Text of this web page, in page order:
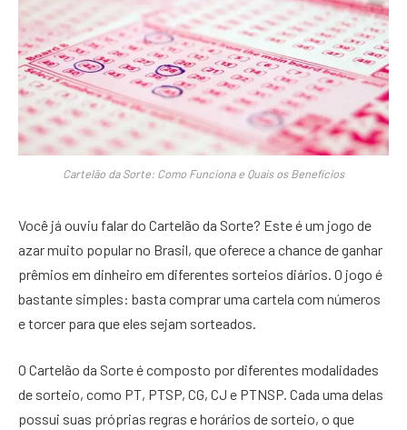
Cartelão da Sorte: Como Funciona e Quais os Benefícios
Você já ouviu falar do Cartelão da Sorte? Este é um jogo de
azar muito popular no Brasil, que oferece a chance de ganhar
prêmios em dinheiro em diferentes sorteios diários. O jogo é
bastante simples: basta comprar uma cartela com números
e torcer para que eles sejam sorteados.
O Cartelão da Sorte é composto por diferentes modalidades
de sorteio, como PT, PTSP, CG, CJ e PTNSP. Cada uma delas
possui suas próprias regras e horários de sorteio, o que